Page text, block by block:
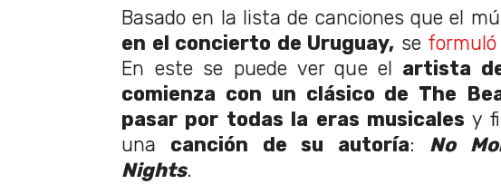
Basado en la lista de canciones que el
en el concierto de Uruguay, se formuló
En este se puede ver que el artista
comienza con un clásico de The
pasar por todas la eras musicales y
una canción de su autoría: No
Nights.